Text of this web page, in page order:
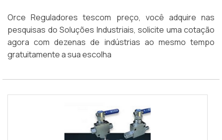
Orce Reguladores tescom preço, você adquire nas
pesquisas do Soluções Industriais, solicite uma cotação
agora com dezenas de indústrias ao mesmo tempo
gratuitamente a sua escolha